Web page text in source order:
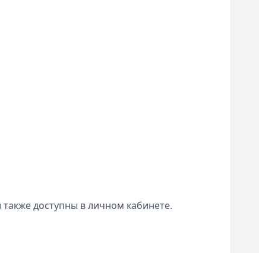
доступны в личном кабинете.